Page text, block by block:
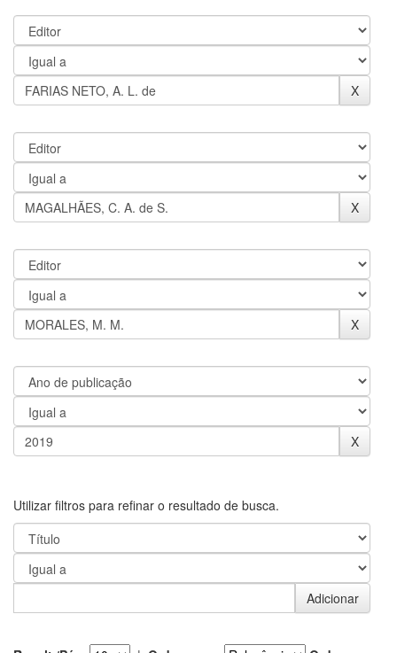
Utilizar filtros para refinar o resultado de busca.